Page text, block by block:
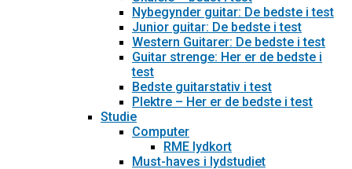
Nybegynder guitar: De bedste i test
Junior guitar: De bedste i test
Western Guitarer: De bedste i test
Guitar strenge: Her er de bedste i
test
Bedste guitarstativ i test
Plektre – Her er de bedste i test
Studie
Computer
RME lydkort
Must-haves i lydstudiet